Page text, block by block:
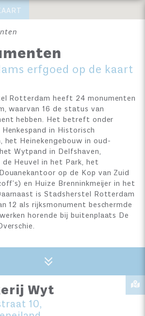
erfgoed op de kaart
Rotterdam heeft 24 monumenten
waarvan 16 de status van
hebben. Het betreft onder
in Historisch
het Heinekengebouw in oud-
Wytpand in Delfshaven,
de Heuvel in het Park, het
op de Kop van Zuid
en Huize Brenninkmeijer in het
is Stadsherstel Rotterdam
12 als rijksmonument beschermde
horende bij buitenplaats De
Wyt
10,